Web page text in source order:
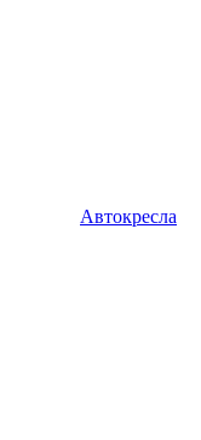
Автокресла